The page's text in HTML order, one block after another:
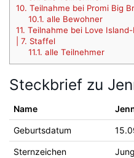
10. Teilnahme bei Promi Big
10.1. alle Bewohner
11. Teilnahme bei Love
| 7. Staffel
11.1. alle Teilnehmer
Steckbrief zu
Name
Geburtsdatum
Sternzeichen